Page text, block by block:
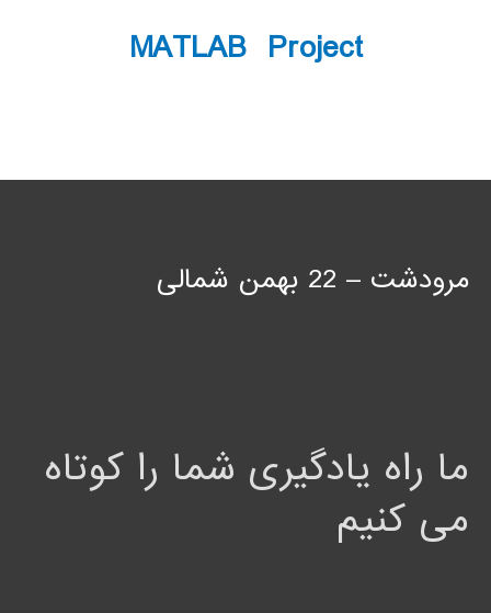
MATLAB Project
مرودشت – 22 بهمن شمالی
ما راه یادگیری شما را کوتاه
می کنیم